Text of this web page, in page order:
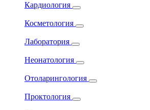
Кардиология
Косметология
Лаборатория
Неонатология
Отоларингология
Проктология